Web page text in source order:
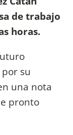
de trabajo
horas.
su
una nota
pronto